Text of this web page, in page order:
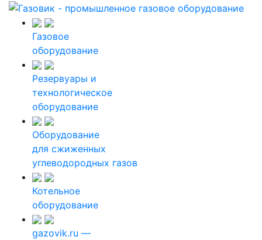
Газовое
оборудование
Резервуары и
технологическое
оборудование
Оборудование
для сжиженных
углеводородных газов
Котельное
оборудование
gazovik.ru —